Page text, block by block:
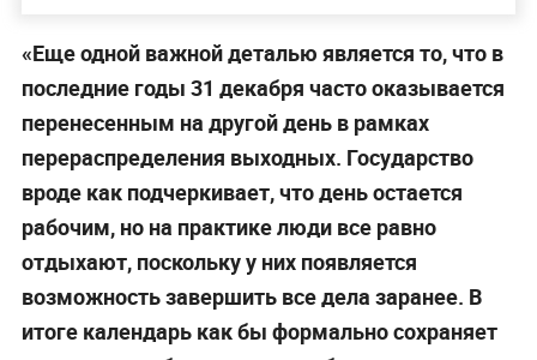
«Еще одной важной деталью является то, что в
последние годы 31 декабря часто оказывается
перенесенным на другой день в рамках
перераспределения выходных. Государство
вроде как подчеркивает, что день остается
рабочим, но на практике люди все равно
отдыхают, поскольку у них появляется
возможность завершить все дела заранее. В
итоге календарь как бы формально сохраняет